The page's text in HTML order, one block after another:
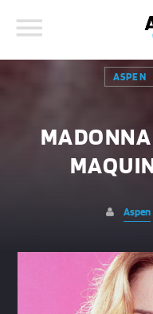
ASPEN
Aspen